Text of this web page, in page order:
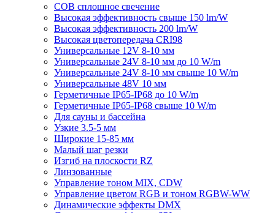
COB сплошное свечение
Высокая эффективность свыше 150 lm/W
Высокая эффективность 200 lm/W
Высокая цветопередача CRI98
Универсальные 12V 8-10 мм
Универсальные 24V 8-10 мм до 10 W/m
Универсальные 24V 8-10 мм свыше 10 W/m
Универсальные 48V 10 мм
Герметичные IP65-IP68 до 10 W/m
Герметичные IP65-IP68 свыше 10 W/m
Для сауны и бассейна
Узкие 3.5-5 мм
Широкие 15-85 мм
Малый шаг резки
Изгиб на плоскости RZ
Линзованные
Управление тоном MIX, CDW
Управление цветом RGB и тоном RGBW-WW
Динамические эффекты DMX